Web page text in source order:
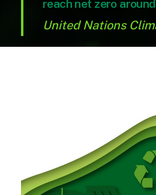
reach net zero
United Nations